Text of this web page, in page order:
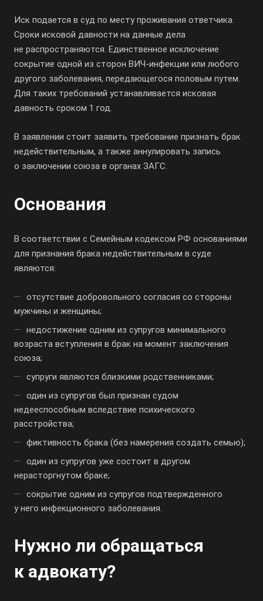
Иск подается в суд по месту проживания ответчика.
Сроки исковой давности на данные дела
не распространяются. Единственное исключение
сокрытие одной из сторон ВИЧ-инфекции или любого
другого заболевания, передающегося половым путем.
Для таких требований устанавливается исковая
давность сроком 1 год.
В заявлении стоит заявить требование признать брак
недействительным, а также аннулировать запись
о заключении союза в органах ЗАГС.
Основания
В соответствии с Семейным кодексом РФ основаниями
для признания брака недействительным в суде
являются:
отсутствие добровольного согласия со стороны
мужчины и женщины;
недостижение одним из супругов минимального
возраста вступления в брак на момент заключения
союза;
супруги являются близкими родственниками;
один из супругов был признан судом
недееспособным вследствие психического
расстройства;
фиктивность брака (без намерения создать семью);
один из супругов уже состоит в другом
нерасторгнутом браке;
сокрытие одним из супругов подтвержденного
у него инфекционного заболевания.
Нужно ли обращаться
к адвокату?